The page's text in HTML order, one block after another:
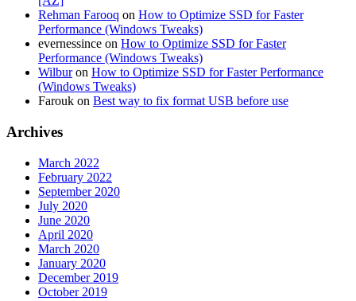
Rehman Farooq on How to Optimize SSD for Faster
Performance (Windows Tweaks)
evernessince on How to Optimize SSD for Faster
Performance (Windows Tweaks)
Wilburon How to Optimize SSD for Faster Performance
(Windows Tweaks)
Farouk on Best way to fix format USB before use
Archives
March 2022
February 2022
September 2020
July 2020
June 2020
April 2020
March 2020
January 2020
December 2019
October 2019